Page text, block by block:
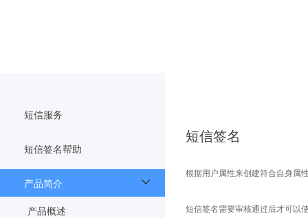
短信服务
短信签名帮助
产品简介
产品概述
短信签名
根据用户属性来创建符合自身属
短信签名需要审核通过后才可以